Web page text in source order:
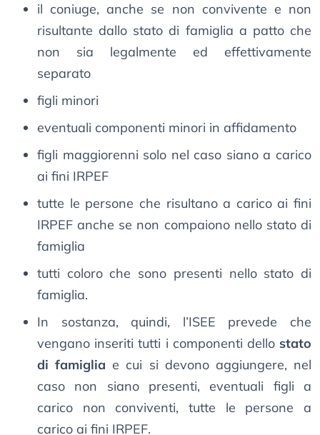
il coniuge, anche se non convivente e non
risultante dallo stato di famiglia a patto che
non sia legalmente ed effettivamente
separato
figli minori
eventuali componenti minori in affidamento
figli maggiorenni solo nel caso siano a carico
ai fini IRPEF
tutte le persone che risultano a carico ai fini
IRPEF anche se non compaiono nello stato di
famiglia
tutti coloro che sono presenti nello stato di
famiglia.
In sostanza, quindi, l’ISEE prevede che
vengano inseriti tutti i componenti dello stato
di famiglia e cui si devono aggiungere, nel
caso non siano presenti, eventuali figli a
carico non conviventi, tutte le persone a
carico ai fini IRPEF.